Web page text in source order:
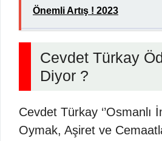
Önemli Artış ! 2023
Cevdet Türkay
Diyor ?
Cevdet Türkay ‘’Osmanlı
Oymak, Aşiret ve